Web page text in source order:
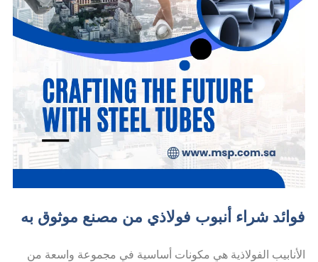
فوائد شراء أنبوب فولاذي من مصنع موثوق به
الأنابيب الفولاذية هي مكونات أساسية في مجموعة واسعة من